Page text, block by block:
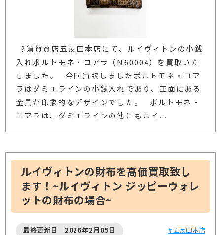
?須賀質店五反田本店にて、ルイヴィトンの小銭
入れポルトモネ・コアラ（N60004）を買取いた
しました。 今回買取しましたポルトモネ・コア
ラはダミエラインの小銭入れであり、正面にある
金具が印象的なデザインでした。 ポルトモネ・
コアラは、ダミエラインの他にもルイ …
ルイヴィトンの財布を高価買取致し
ます！~ルイヴィトン ジッピーウォレ
ットの財布の場合~
最終更新日 2026年2月05日 # 五反田本店